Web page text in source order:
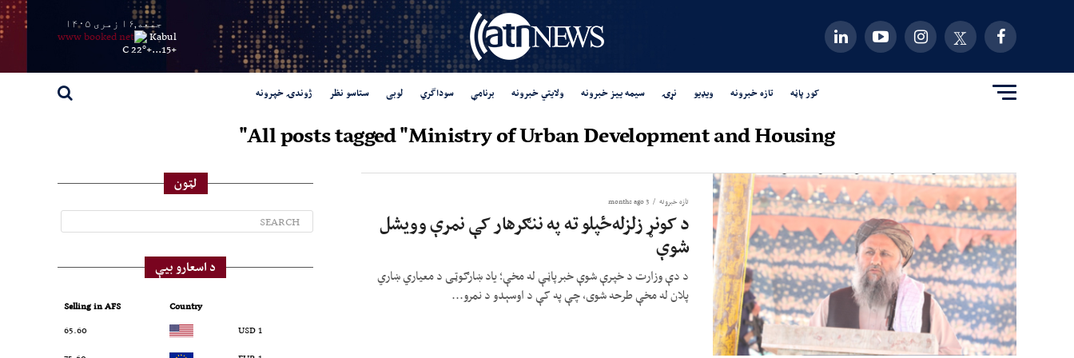
جمعه,۱۶ زمری ۱۴۰۵
Kabul
+
15...
+
22° C
کور پاڼه تازه خبرونه ویډیو نړۍ سیمه ییز خبرونه ولایتي خبرونه برنامې سوداگري لوبی ستاسو نظر ژوندۍ خپرونه
All posts tagged "Ministry of Urban Development and Housing"
تازه خبرونه 3 months ago
د کونړ زلزله‌ځپلو ته په ننګرهار کې نمرې وویشل
شوې
د دې وزارت د خپرې شوې خبرپاڼې له مخې؛ یاد ښارګوټی د معیاري ښاري
پلان له مخې طرحه شوی، چې په کې د اوسېدو د نمرو...
لټون
د اسعارو بیې
Country
Selling in AFS
1 USD
65.60